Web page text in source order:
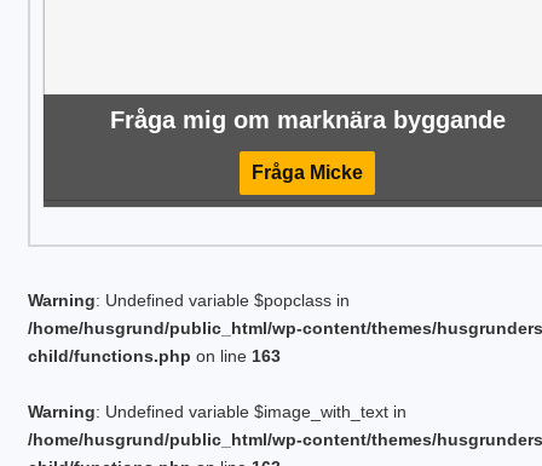
Fråga mig om marknära byggande
Fråga Micke
Warning: Undefined variable $popclass in
/home/husgrund/public_html/wp-content/themes/
child/functions.php on line 163
Warning: Undefined variable $image_with_text in
/home/husgrund/public_html/wp-content/themes/